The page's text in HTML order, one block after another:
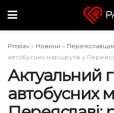
Proslav » Новини »
автобусних маршрутів у
Актуальний
автобусних